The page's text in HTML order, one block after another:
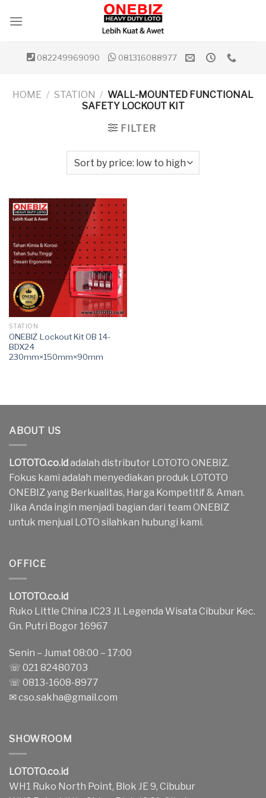
082249969090 081316088977
HOME / STATION / WALL-MOUNTED FUNCTIONAL
SAFETY LOCKOUT KIT
FILTER
STATION
ONEBIZ Lockout Kit OB 14-
BDX24
230mm×150mm×90mm
ABOUT US
LOTOTO.co.id adalah distributor LOTOTO ONEBIZ.
Fokus kami adalah menyediakan produk LOTOTO
ONEBIZ yang Berkualitas, Harga Kompetitif & Aman.
Jika Anda ingin menjadi bagian dari team ONEBIZ
untuk menjual LOTO silahkan hubungi kami.
OFFICE
LOTOTO.co.id
Ruko Little China JC23 Jl. Legenda Wisata Cibubur Kec.
Gn. Putri Bogor 16967
Senin – Jumat 08:00 – 17:00
☏ 021 82480703
☏ 0813-1608-8977
✉cso.sakha@gmail.com
SHOWROOM
LOTOTO.co.id
WH1 Ruko North Point, Blok JE 9, Cibubur